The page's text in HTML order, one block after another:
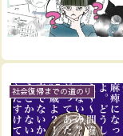
社会復帰までの道のり